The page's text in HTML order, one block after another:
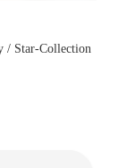
/ Star-Collection